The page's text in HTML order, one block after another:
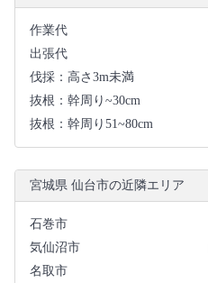
作業代
出張代
伐採：高さ3m未満
抜根：幹周り~30cm
抜根：幹周り51~80cm
宮城県 仙台市の近隣エリア
石巻市
気仙沼市
名取市